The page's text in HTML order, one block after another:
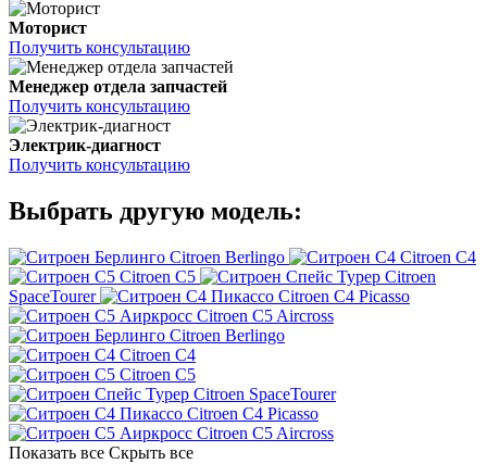
Моторист
Получить консультацию
Менеджер отдела запчастей
Получить консультацию
Электрик-диагност
Получить консультацию
Выбрать другую модель:
Citroen Berlingo
Citroen C4
Citroen C5
Citroen
SpaceTourer
Citroen C4 Picasso
Citroen C5 Aircross
Citroen Berlingo
Citroen C4
Citroen C5
Citroen SpaceTourer
Citroen C4 Picasso
Citroen C5 Aircross
Показать все Скрыть все